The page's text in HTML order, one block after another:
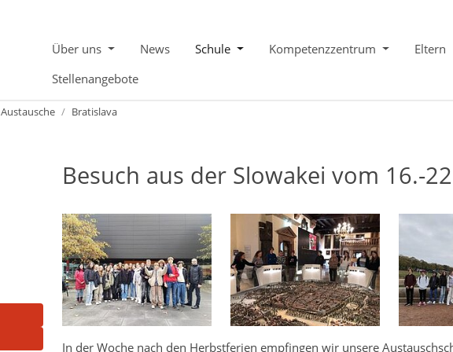
Über uns News Schule Kompetenzzentrum
Eltern
Stellenangebote
Austausche Bratislava
Besuch aus der Slowakei vom 16.-
In der Woche nach den Herbstferien empfingen wir unsere